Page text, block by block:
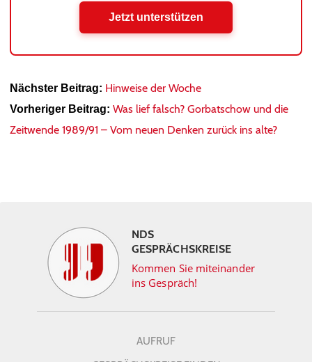
Jetzt unterstützen
Nächster Beitrag: Hinweise der Woche
Vorheriger Beitrag: Was lief falsch? Gorbatschow und die
Zeitwende 1989/91 – Vom neuen Denken zurück ins alte?
NDS
GESPRÄCHSKREISE
Kommen Sie miteinander
ins Gespräch!
AUFRUF